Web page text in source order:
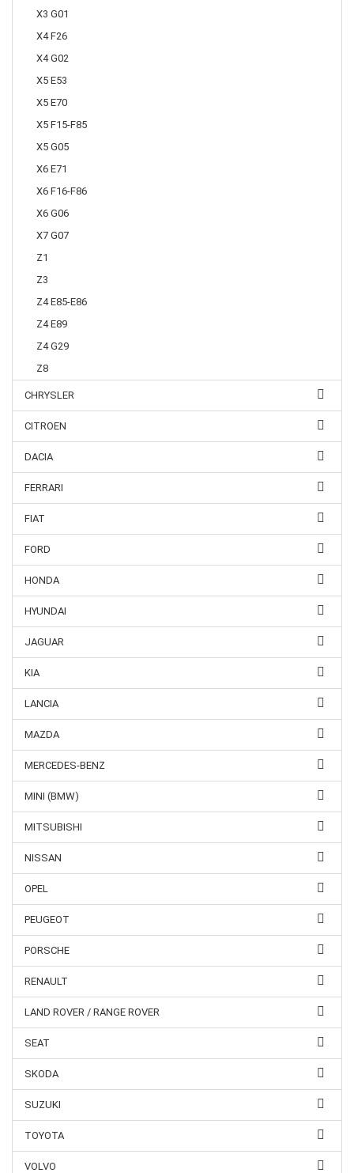
X3 G01
X4 F26
X4 G02
X5 E53
X5 E70
X5 F15-F85
X5 G05
X6 E71
X6 F16-F86
X6 G06
X7 G07
Z1
Z3
Z4 E85-E86
Z4 E89
Z4 G29
Z8
CHRYSLER
CITROEN
DACIA
FERRARI
FIAT
FORD
HONDA
HYUNDAI
JAGUAR
KIA
LANCIA
MAZDA
MERCEDES-BENZ
MINI (BMW)
MITSUBISHI
NISSAN
OPEL
PEUGEOT
PORSCHE
RENAULT
LAND ROVER / RANGE ROVER
SEAT
SKODA
SUZUKI
TOYOTA
VOLVO